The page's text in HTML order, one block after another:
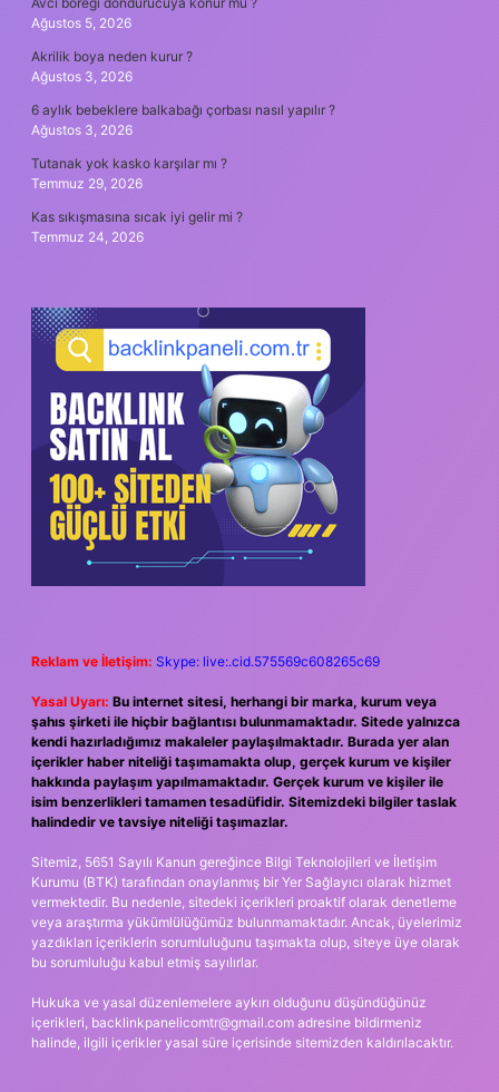
Ağustos 5, 2026
Akrilik boya neden kurur ?
Ağustos 3, 2026
6 aylık bebeklere balkabağı çorbası nasıl yapılır ?
Ağustos 3, 2026
Tutanak yok kasko karşılar mı ?
Temmuz 29, 2026
Kas sıkışmasına sıcak iyi gelir mi ?
Temmuz 24, 2026
Reklam ve İletişim: Skype: live:.cid.575569c608265c69
Yasal Uyarı: Bu internet sitesi, herhangi bir marka, kurum veya
şahıs şirketi ile hiçbir bağlantısı bulunmamaktadır. Sitede yalnızca
kendi hazırladığımız makaleler paylaşılmaktadır. Burada yer alan
içerikler haber niteliği taşımamakta olup, gerçek kurum ve kişiler
hakkında paylaşım yapılmamaktadır. Gerçek kurum ve kişiler ile
isim benzerlikleri tamamen tesadüfidir. Sitemizdeki bilgiler taslak
halindedir ve tavsiye niteliği taşımazlar.
Sitemiz, 5651 Sayılı Kanun gereğince Bilgi Teknolojileri ve İletişim
Kurumu (BTK) tarafından onaylanmış bir Yer Sağlayıcı olarak hizmet
vermektedir. Bu nedenle, sitedeki içerikleri proaktif olarak denetleme
veya araştırma yükümlülüğümüz bulunmamaktadır. Ancak, üyelerimiz
yazdıkları içeriklerin sorumluluğunu taşımakta olup, siteye üye olarak
bu sorumluluğu kabul etmiş sayılırlar.
Hukuka ve yasal düzenlemelere aykırı olduğunu düşündüğünüz
içerikleri, backlinkpanelicomtr@gmail.com adresine bildirmeniz
halinde, ilgili içerikler yasal süre içerisinde sitemizden kaldırılacaktır.